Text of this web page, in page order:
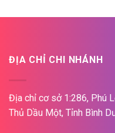
ĐỊA CHỈ CHI NHÁNH
Địa chỉ cơ sở 1:286, Phú
Thủ Dầu Một, Tỉnh Bình